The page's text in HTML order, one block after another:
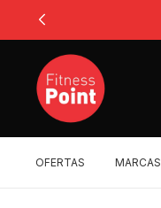
OFERTAS MARCAS